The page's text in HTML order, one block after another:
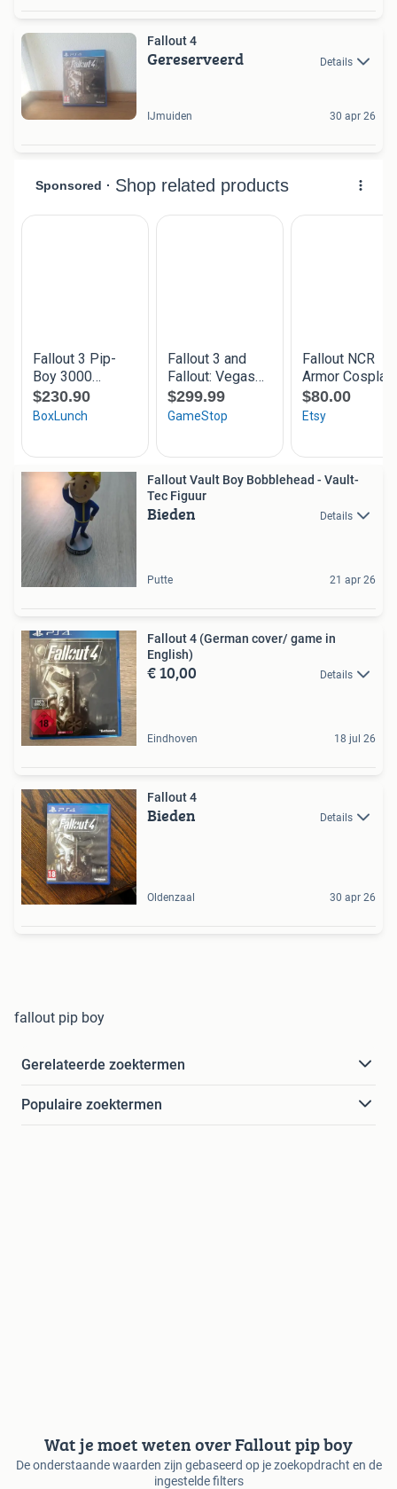
Fallout 4
Gereserveerd Details
IJmuiden 30 apr 26
Fallout Vault Boy Bobblehead - Vault-
Tec Figuur
Bieden Details
Putte 21 apr 26
Fallout 4 (German cover/ game in
English)
€ 10,00 Details
Eindhoven 18 jul 26
Fallout 4
Bieden Details
Oldenzaal 30 apr 26
fallout pip boy
Gerelateerde zoektermen
Populaire zoektermen
Wat je moet weten over Fallout pip boy
De onderstaande waarden zijn gebaseerd op je zoekopdracht en de
ingestelde filters